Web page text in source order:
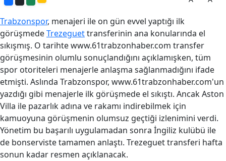
Trabzonspor, menajeri ile on gün evvel yaptığı ilk
görüşmedeTrezeguettransferinin ana konularında el
sıkışmış. O tarihte www.61trabzonhaber.com transfer
görüşmesinin olumlu sonuçlandığını açıklamışken, tüm
spor otoriteleri menajerle anlaşma sağlanmadığını ifade
etmişti. Aslında Trabzonspor, www.61trabzonhaber.com'un
yazdığı gibi menajerle ilk görüşmede el sıkıştı. Ancak Aston
Villa ile pazarlık adına ve rakamı indirebilmek için
kamuoyuna görüşmenin olumsuz geçtiği izlenimini verdi.
Yönetim bu başarılı uygulamadan sonra İngiliz kulübü ile
de bonserviste tamamen anlaştı. Trezeguet transferi hafta
sonun kadar resmen açıklanacak.